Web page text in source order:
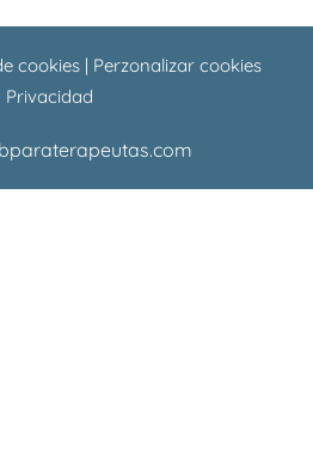
cookies | Perzonalizar cookies
Privacidad